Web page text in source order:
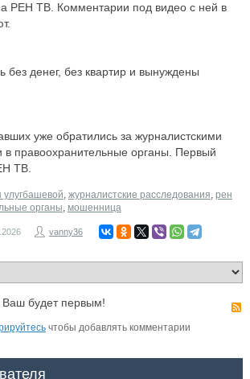
РЕН ТВ. Комментарии под видео с ней в
без денег, без квартир и вынуждены
уже обратились за журналистскими
в правоохранительные органы. Первый
ТВ.
, журналистские расследования, рен
органы, мошенница
vanny36
Ваш будет первым!
чтобы добавлять комментарии